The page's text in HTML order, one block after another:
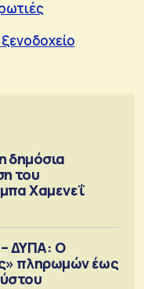
δημόσια
του
Χαμενεΐ
ΔΥΠΑ: Ο
πληρωμών έως